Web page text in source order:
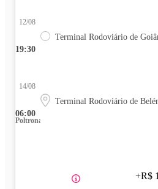
19:30
12/08
Terminal Rodoviário de
06:00
14/08
Terminal Rodoviário de
Poltrona
+R$